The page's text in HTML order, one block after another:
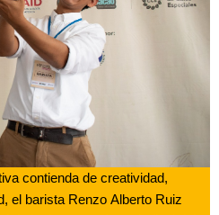
contienda de creatividad,
el barista Renzo Alberto Ruiz